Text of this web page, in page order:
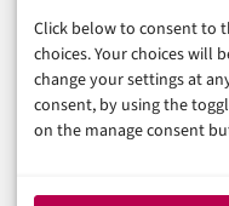
Click below to consent to
choices. Your choices will
change your settings at
consent, by using the
on the manage consent
FÜR UNTERNEHMEN